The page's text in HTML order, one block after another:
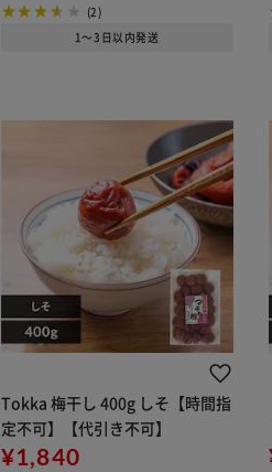
(2)
1～3日以内発送
Tokka 梅干し 400g しそ【時間指
定不可】【代引き不可】
¥1,840